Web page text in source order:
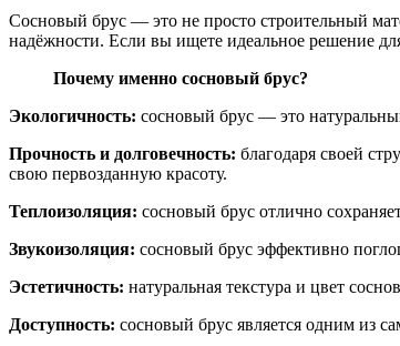
Сосновый брус — это не просто строительный
надёжности. Если вы ищете идеальное решение
Почему именно сосновый брус?
Экологичность: сосновый брус — это
Прочность и долговечность: благодаря своей
свою первозданную красоту.
Теплоизоляция: сосновый брус отлично
Звукоизоляция: сосновый брус эффективно
Эстетичность: натуральная текстура и цвет
Доступность: сосновый брус является одним из